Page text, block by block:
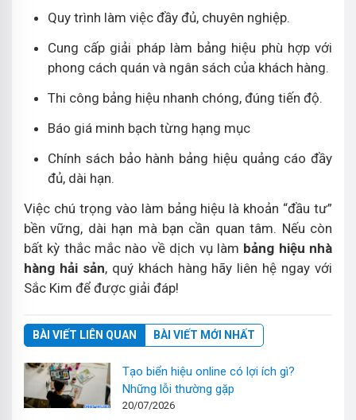
Quy trình làm việc đầy đủ, chuyên nghiệp.
Cung cấp giải pháp làm bảng hiệu phù hợp với
phong cách quán và ngân sách của khách hàng.
Thi công bảng hiệu nhanh chóng, đúng tiến độ.
Báo giá minh bạch từng hạng mục
Chính sách bảo hành bảng hiệu quảng cáo đầy
đủ, dài hạn.
Việc chú trọng vào làm bảng hiệu là khoản “đầu tư”
bền vững, dài hạn mà bạn cần quan tâm. Nếu còn
bất kỳ thắc mắc nào về dịch vụ làm bảng hiệu nhà
hàng hải sản, quý khách hàng hãy liên hệ ngay với
Sắc Kim để được giải đáp!
BÀI VIẾT LIÊN QUAN BÀI VIẾT MỚI NHẤT
Tạo biển hiệu online có lợi ích gì?
Những lỗi thường gặp
20/07/2026